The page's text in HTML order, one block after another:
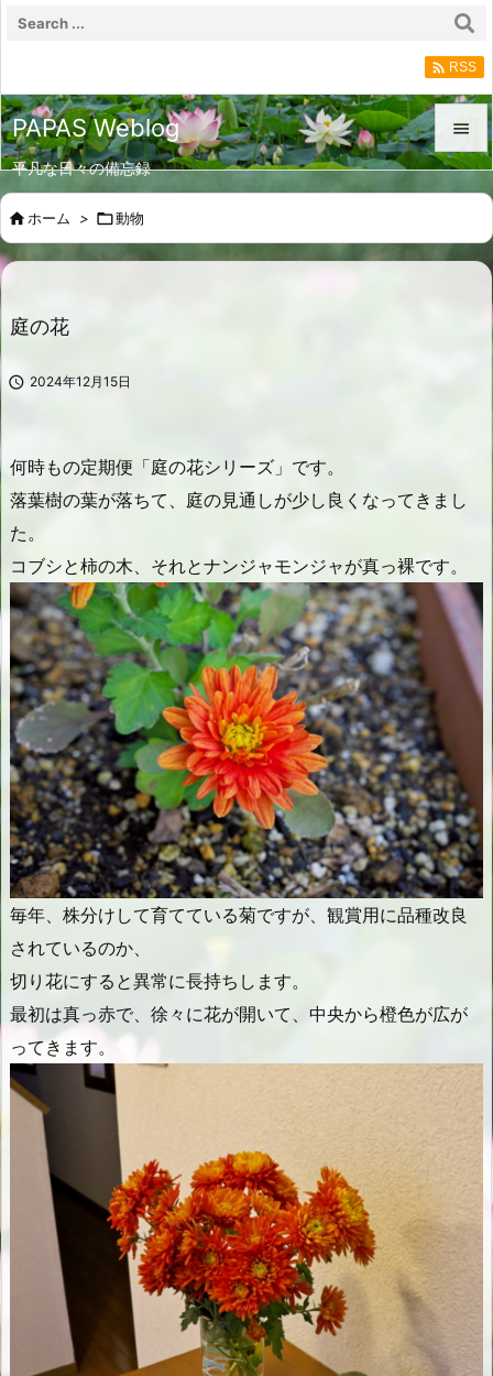
PAPAS Weblog
平凡な日々の備忘録


メニュ
 RSS
ホーム > 動物
庭の花
 2024年12月15日
何時もの定期便「庭の花シリーズ」です。
落葉樹の葉が落ちて、庭の見通しが少し良くなってきまし
た。
コブシと柿の木、それとナンジャモンジャが真っ裸です。
毎年、株分けして育てている菊ですが、観賞用に品種改良
されているのか、
切り花にすると異常に長持ちします。
最初は真っ赤で、徐々に花が開いて、中央から橙色が広が
ってきます。